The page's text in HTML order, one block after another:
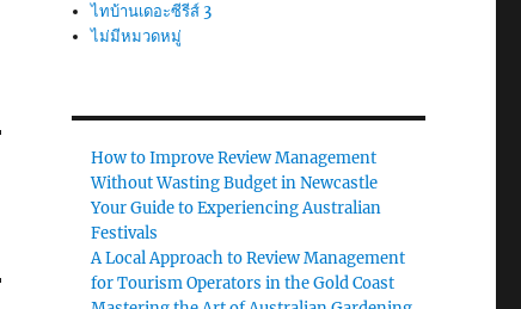
ไทบ้านเดอะซีรีส์ 3
ไม่มีหมวดหมู่
How to Improve Review Management
Without Wasting Budget in Newcastle
Your Guide to Experiencing Australian
Festivals
A Local Approach to Review Management
for Tourism Operators in the Gold Coast